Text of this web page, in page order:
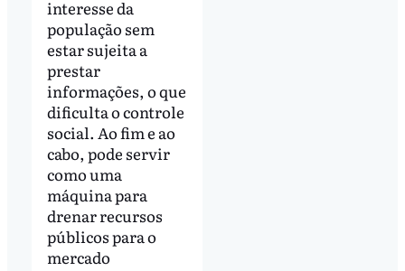
interesse da
população sem
estar sujeita a
prestar
informações, o que
dificulta o controle
social. Ao fim e ao
cabo, pode servir
como uma
máquina para
drenar recursos
públicos para o
mercado